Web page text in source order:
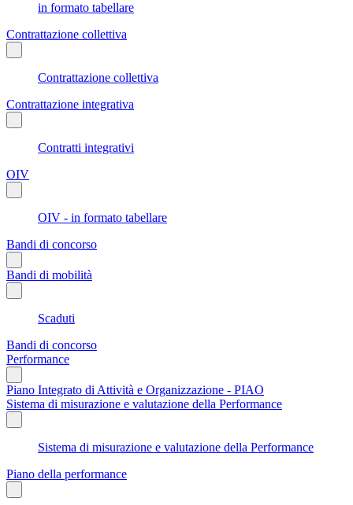
in formato tabellare
Contrattazione collettiva
Contrattazione collettiva
Contrattazione integrativa
Contratti integrativi
OIV
OIV - in formato tabellare
Bandi di concorso
Bandi di mobilità
Scaduti
Bandi di concorso
Performance
Piano Integrato di Attività e Organizzazione - PIAO
Sistema di misurazione e valutazione della Performance
Sistema di misurazione e valutazione della Performance
Piano della performance